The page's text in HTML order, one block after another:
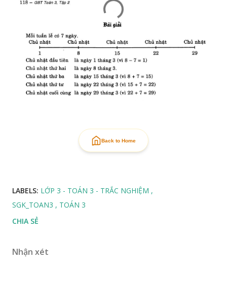
Back to Home
LABELS: LỚP 3 - TOÁN 3 - TRẮC NGHIỆM
SGK_TOAN3
TOÁN 3
CHIA SẺ
Nhận xét